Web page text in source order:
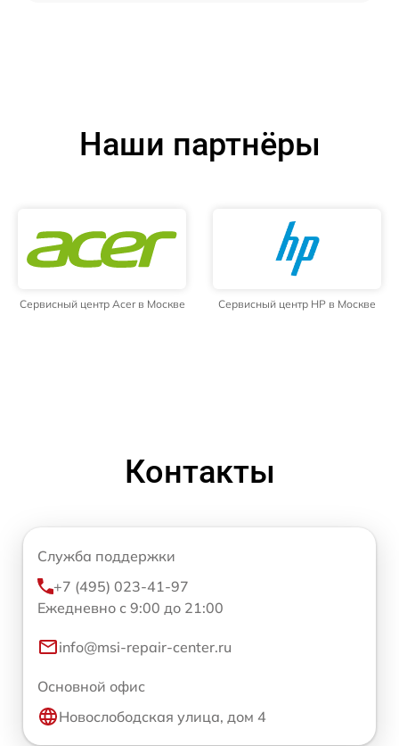
Наши партнёры
Сервисный центр Acer в Москве Сервисный центр HP в Москве
Контакты
Служба поддержки
+7 (495) 023-41-97
Ежедневно с 9:00 до 21:00
info@msi-repair-center.ru
Основной офис
Новослободская улица, дом 4